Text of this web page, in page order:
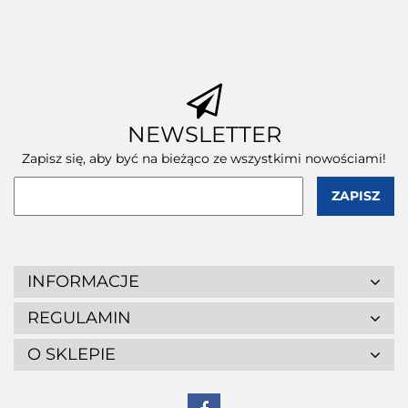
NEWSLETTER
Zapisz się, aby być na bieżąco ze wszystkimi nowościami!
INFORMACJE
REGULAMIN
O SKLEPIE